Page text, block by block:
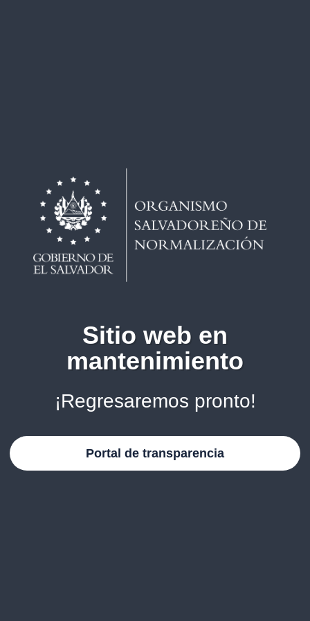
Sitio web en
mantenimiento
¡Regresaremos pronto!
Portal de transparencia